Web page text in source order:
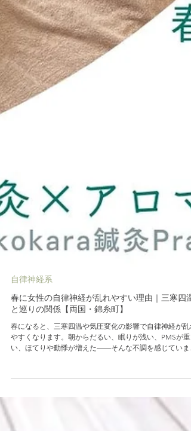
自律神経系
春に女性の自律神経が乱れやすい理由｜三寒四温
い、ほてりや動悸が増えた――そんな不調を感じていま
んか？特に30代後半〜更年期世代の女性は、ホルモンバ
ンスの変化も重なり、春のゆらぎを受けやすい時期です